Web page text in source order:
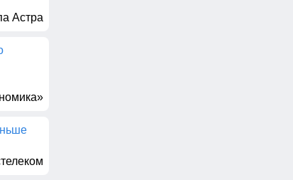
Астра